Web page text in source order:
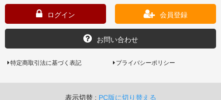
ログイン 会員登録
お問い合わせ
特定商取引法に基づく表記 プライバシーポリシー
表示切替 : PC版に切り替える